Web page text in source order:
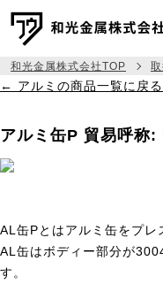
和光金属株式会社TOP
← アルミの商品一覧に戻る
アルミ缶P 貿易呼称:
AL缶Pとはアルミ缶をプレ
AL缶はボディー部分が
す。